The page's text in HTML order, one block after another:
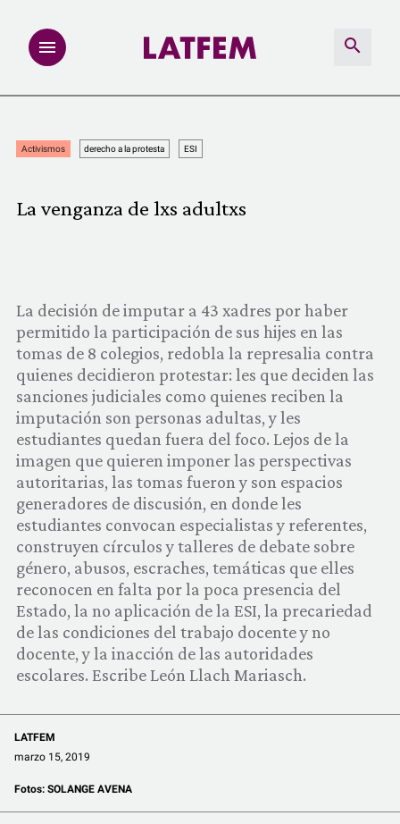
MULTIMEDIA
LATFEMLAB.
PRODUCTOS
COMUNIDAD
QUIÉNES SOMOS
Activismos derecho a la protesta ESI
La venganza de lxs adultxs
La decisión de imputar a 43 xadres por haber
permitido la participación de sus hijes en las
tomas de 8 colegios, redobla la represalia contra
quienes decidieron protestar: les que deciden las
sanciones judiciales como quienes reciben la
imputación son personas adultas, y les
estudiantes quedan fuera del foco. Lejos de la
imagen que quieren imponer las perspectivas
autoritarias, las tomas fueron y son espacios
generadores de discusión, en donde les
estudiantes convocan especialistas y referentes,
construyen círculos y talleres de debate sobre
género, abusos, escraches, temáticas que elles
reconocen en falta por la poca presencia del
Estado, la no aplicación de la ESI, la precariedad
de las condiciones del trabajo docente y no
docente, y la inacción de las autoridades
escolares. Escribe León Llach Mariasch.
LATFEM
marzo 15, 2019
Fotos: SOLANGE AVENA